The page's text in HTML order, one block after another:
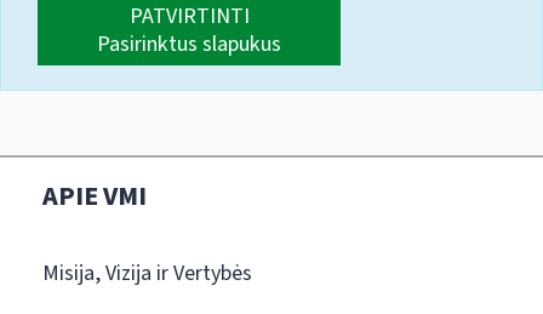
PATVIRTINTI
Pasirinktus slapukus
APIE VMI
Misija, Vizija ir Vertybės